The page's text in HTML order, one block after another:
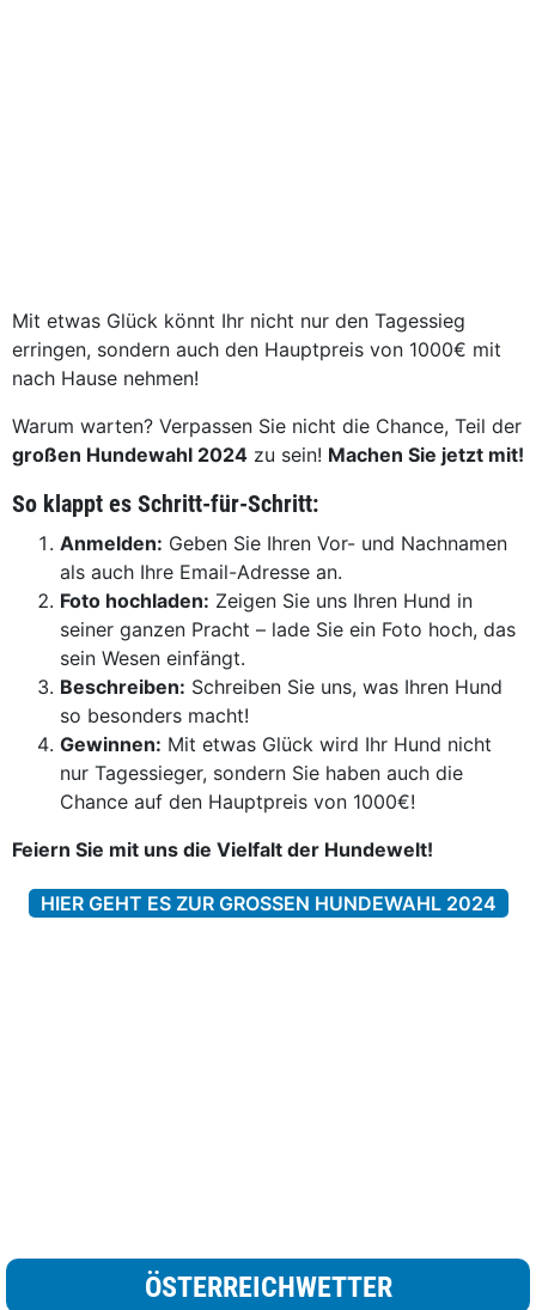
Mit etwas Glück könnt Ihr nicht nur den Tagessieg
erringen, sondern auch den Hauptpreis von 1000€ mit
nach Hause nehmen!
Warum warten? Verpassen Sie nicht die Chance, Teil der
großen Hundewahl 2024 zu sein! Machen Sie jetzt mit!
So klappt es Schritt-für-Schritt:
Anmelden: Geben Sie Ihren Vor- und Nachnamen
als auch Ihre Email-Adresse an.
Foto hochladen: Zeigen Sie uns Ihren Hund in
seiner ganzen Pracht – lade Sie ein Foto hoch, das
sein Wesen einfängt.
Beschreiben: Schreiben Sie uns, was Ihren Hund
so besonders macht!
Gewinnen: Mit etwas Glück wird Ihr Hund nicht
nur Tagessieger, sondern Sie haben auch die
Chance auf den Hauptpreis von 1000€!
Feiern Sie mit uns die Vielfalt der Hundewelt!
HIER GEHT ES ZUR GROSSEN HUNDEWAHL 2024
ÖSTERREICHWETTER